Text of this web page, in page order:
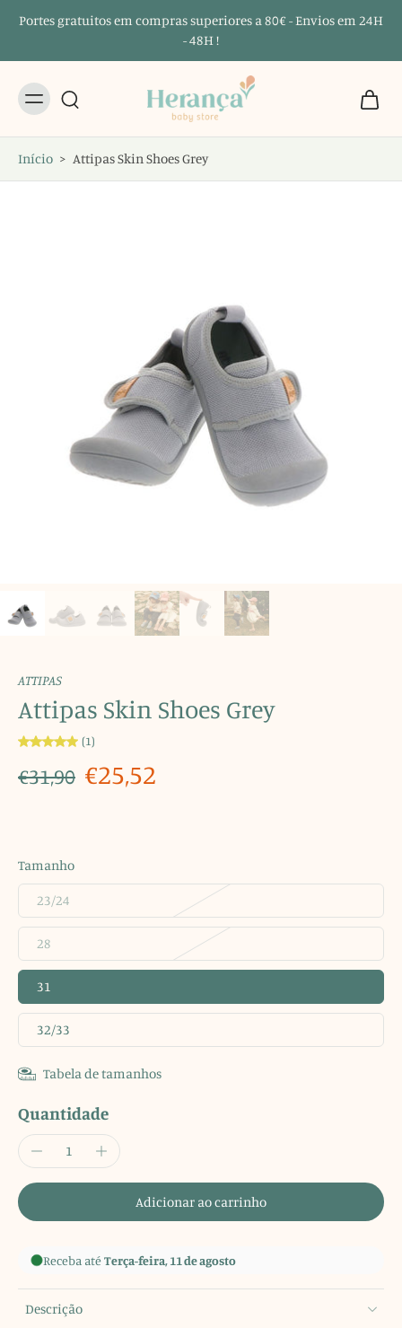
Portes gratuitos em compras superiores a 80€ - Envios em 24H
- 48H !
Início > Attipas Skin Shoes Grey
ATTIPAS
Attipas Skin Shoes Grey
(1)
€31,90 €25,52
Tamanho
23/24
28
31
32/33
Tabela de tamanhos
Quantidade
Adicionar ao carrinho
Receba atéTerça-feira, 11 de agosto
Descrição